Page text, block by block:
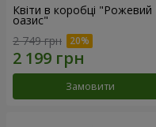
Квіти в коробці "Рожевий
оазис"
2 749 грн
Замовити